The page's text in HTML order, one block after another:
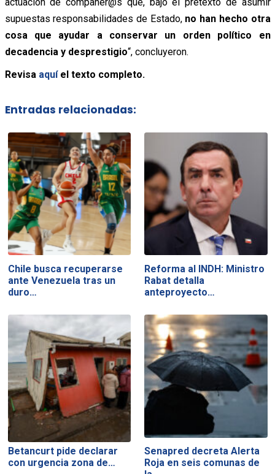
supuestas responsabilidades de Estado, no han hecho otra
cosa que ayudar a conservar un orden político en
decadencia y desprestigio“, concluyeron.
Revisa aquí el texto completo.
Entradas relacionadas:
Chile busca recuperarse
ante Venezuela tras un
duro…
Reforma al INDH: Ministro
Rabat detalla
anteproyecto…
Betancurt pide declarar
con urgencia zona de…
Senapred decreta Alerta
Roja en seis comunas de